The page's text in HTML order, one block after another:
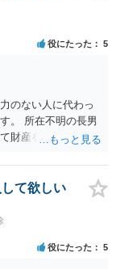
役にたった 5
のない人に代わっ
。 所在不明の長男
財産を管理する人
て欲しい
役にたった 5